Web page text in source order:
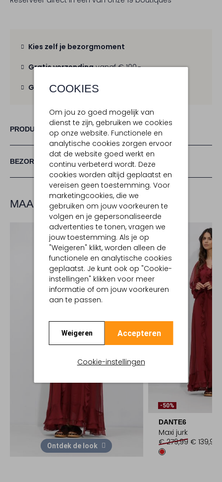
COOKIES
Om jou zo goed mogelijk van
dienst te zijn, gebruiken we cookies
op onze website. Functionele en
analytische cookies zorgen ervoor
dat de website goed werkt en
continu verbeterd wordt. Deze
cookies worden altijd geplaatst en
vereisen geen toestemming. Voor
marketingcookies, die we
gebruiken om jouw voorkeuren te
volgen en je gepersonaliseerde
advertenties te tonen, vragen we
jouw toestemming. Als je op
"Weigeren" klikt, worden alleen de
functionele en analytische cookies
geplaatst. Je kunt ook op "Cookie-
instellingen" klikken voor meer
informatie of om jouw voorkeuren
aan te passen.
Weigeren Accepteren
Cookie-instellingen
Kies zelf je bezorgmoment
Gratis verzendingvanaf € 100,-
Gratis retourbinnen 30 dagen
PRODUCT INFORMATIE
BEZORGEN & RETOURNEREN
MAAK JE LOOK COMPLEET
Ontdek de look
-50%
DANTE6
Maxi jurk
€ 279,99 € 139,99